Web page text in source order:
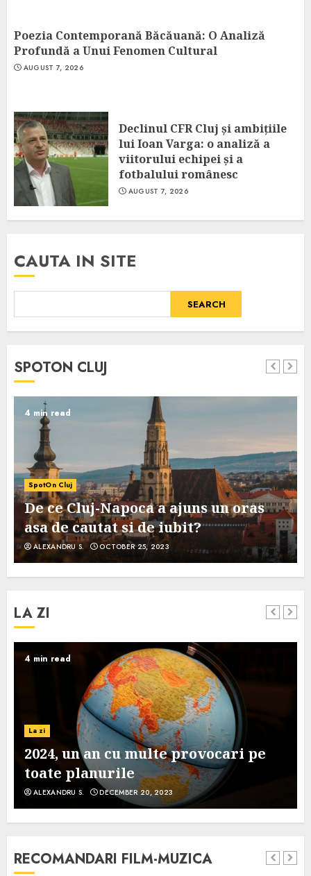
Poezia Contemporană Băcăuană: O Analiză
Profundă a Unui Fenomen Cultural
AUGUST 7, 2026
Declinul CFR Cluj și ambițiile
lui Ioan Varga: o analiză a
viitorului echipei și a
fotbalului românesc
AUGUST 7, 2026
CAUTA IN SITE
SEARCH
SPOTON CLUJ
4 min read
SpotOn Cluj
De ce Cluj-Napoca a ajuns un oras
asa de cautat si de iubit?
ALEXANDRU S. OCTOBER 25, 2023
LA ZI
4 min read
La zi
2024, un an cu multe provocari pe
toate planurile
ALEXANDRU S. DECEMBER 20, 2023
RECOMANDARI FILM-MUZICA